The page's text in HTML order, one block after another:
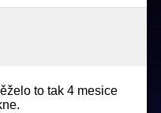
to tak 4 mesice